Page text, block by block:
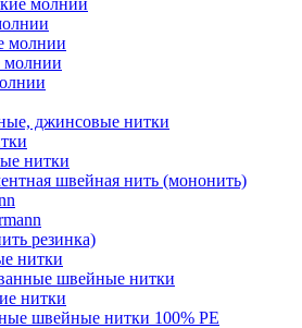
молнии
молнии
молнии
джинсовые нитки
нитки
швейная нить (мононить)
резинка)
нитки
швейные нитки
нитки
швейные нитки 100% PE